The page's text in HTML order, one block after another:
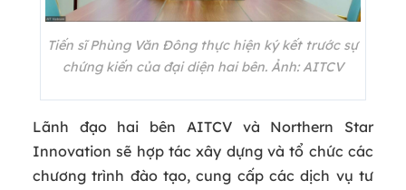
Tiến sĩ Phùng Văn Đông thực hiện ký kết trước sự
chứng kiến của đại diện hai bên. Ảnh: AITCV
Lãnh đạo hai bên AITCV và Northern Star
Innovation sẽ hợp tác xây dựng và tổ chức các
chương trình đào tạo, cung cấp các dịch vụ tư